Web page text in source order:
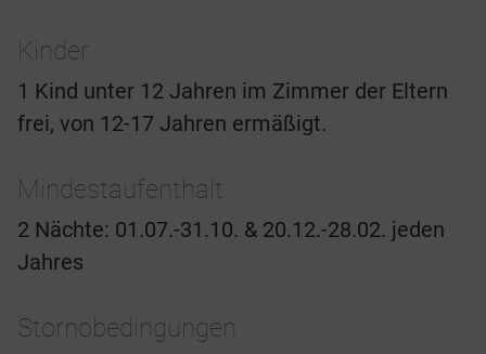
Kinder
1 Kind unter 12 Jahren im Zimmer der Eltern
frei, von 12-17 Jahren ermäßigt.
Mindestaufenthalt
2 Nächte: 01.07.-31.10. & 20.12.-28.02. jeden
Jahres
Stornobedingungen